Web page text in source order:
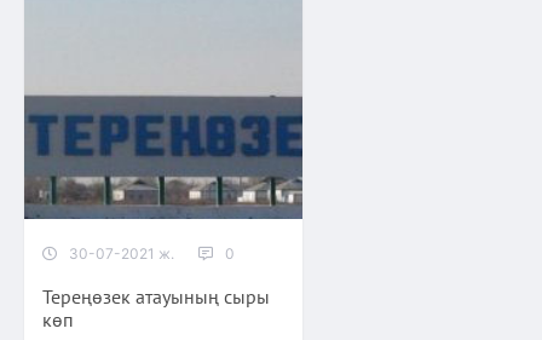
30-07-2021 ж. 0
Тереңөзек атауының сыры
көп